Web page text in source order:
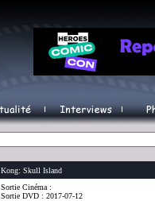
Kong: Skull Island
Sortie Cinéma :
Sortie DVD : 2017-07-12